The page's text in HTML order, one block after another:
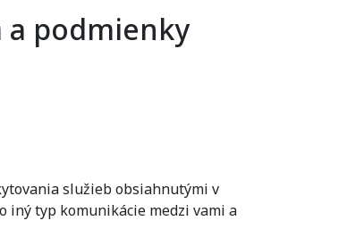
a podmienky
služieb obsiahnutými v
iný typ komunikácie medzi vami a